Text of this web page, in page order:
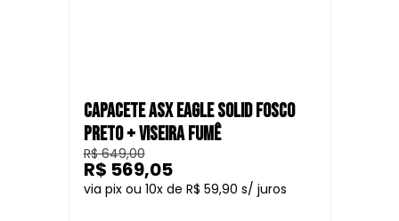
CAPACETE ASX EAGLE SOLID FOSCO
PRETO + VISEIRA FUMÊ
R$ 649,00
10
R$ 59,90
R$ 569,05